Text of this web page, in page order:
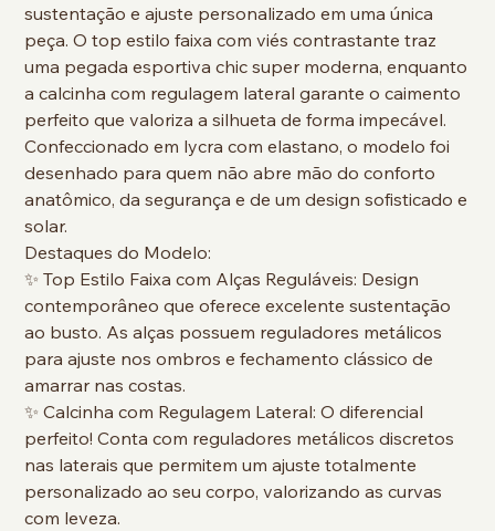
sustentação e ajuste personalizado em uma única
peça. O top estilo faixa com viés contrastante traz
uma pegada esportiva chic super moderna, enquanto
a calcinha com regulagem lateral garante o caimento
perfeito que valoriza a silhueta de forma impecável.
Confeccionado em lycra com elastano, o modelo foi
desenhado para quem não abre mão do conforto
anatômico, da segurança e de um design sofisticado e
solar.
Destaques do Modelo:
✨ Top Estilo Faixa com Alças Reguláveis: Design
contemporâneo que oferece excelente sustentação
ao busto. As alças possuem reguladores metálicos
para ajuste nos ombros e fechamento clássico de
amarrar nas costas.
✨ Calcinha com Regulagem Lateral: O diferencial
perfeito! Conta com reguladores metálicos discretos
nas laterais que permitem um ajuste totalmente
personalizado ao seu corpo, valorizando as curvas
com leveza.